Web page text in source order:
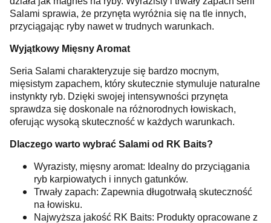
Salami sprawia, że przynęta wyróżnia się na tle innych,
przyciągając ryby nawet w trudnych warunkach.
Wyjątkowy Mięsny Aromat
Seria Salami charakteryzuje się bardzo mocnym,
mięsistym zapachem, który skutecznie stymuluje naturalne
instynkty ryb. Dzięki swojej intensywności przynęta
sprawdza się doskonale na różnorodnych łowiskach,
oferując wysoką skuteczność w każdych warunkach.
Dlaczego warto wybrać Salami od RK Baits?
Wyrazisty, mięsny aromat: Idealny do przyciągania
ryb karpiowatych i innych gatunków.
Trwały zapach: Zapewnia długotrwałą skuteczność
na łowisku.
Najwyższa jakość RK Baits: Produkty opracowane z